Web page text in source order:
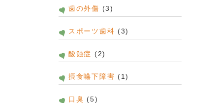
歯の外傷 (3)
スポーツ歯科 (3)
酸蝕症 (2)
摂食嚥下障害 (1)
口臭 (5)